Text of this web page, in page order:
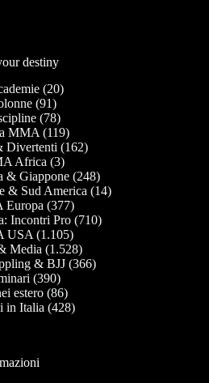
destiny
(20)
(91)
(78)
MMA (119)
Divertenti (162)
Africa (3)
& Giappone(248)
& Sud America (14)
Europa (377)
Incontri Pro(710)
USA (1.105)
Media (1.528)
& BJJ(366)
(390)
estero (86)
in Italia (428)